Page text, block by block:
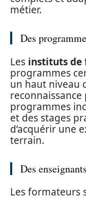
métier.
Des
Les instituts de
programmes
un haut niveau
programmes
et des stages
d’acquérir une
terrain.
Des
Les formateurs